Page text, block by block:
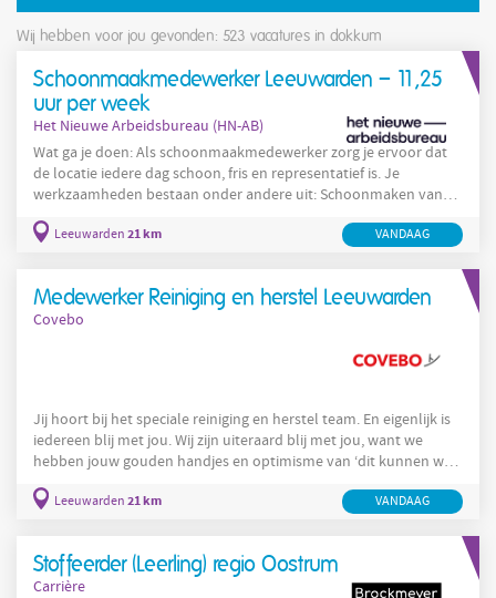
Wij hebben voor jou gevonden: 523 vacatures in dokkum
Schoonmaakmedewerker Leeuwarden – 11,25
uur per week
Het Nieuwe Arbeidsbureau (HN-AB)
Wat ga je doen: Als schoonmaakmedewerker zorg je ervoor dat
de locatie iedere dag schoon, fris en representatief is. Je
werkzaamheden bestaan onder andere uit: Schoonmaken van
Afnemen van meubilair en andere oppervlakken; Stofzuigen en
hygiënische omgeving. Wat wij bieden:
Leeuwarden 21 km VANDAAG
Medewerker Reiniging en herstel Leeuwarden
Covebo
Jij hoort bij het speciale reiniging en herstel team. En eigenlijk is
iedereen blij met jou. Wij zijn uiteraard blij met jou, want we
hebben jouw gouden handjes en optimisme van ‘dit kunnen we’
heen en probeert in een noodsituatie te redden wat er te redden
taken? Het schoonmaken van
Leeuwarden 21 km VANDAAG
Stoffeerder (Leerling) regio Oostrum
Carrière